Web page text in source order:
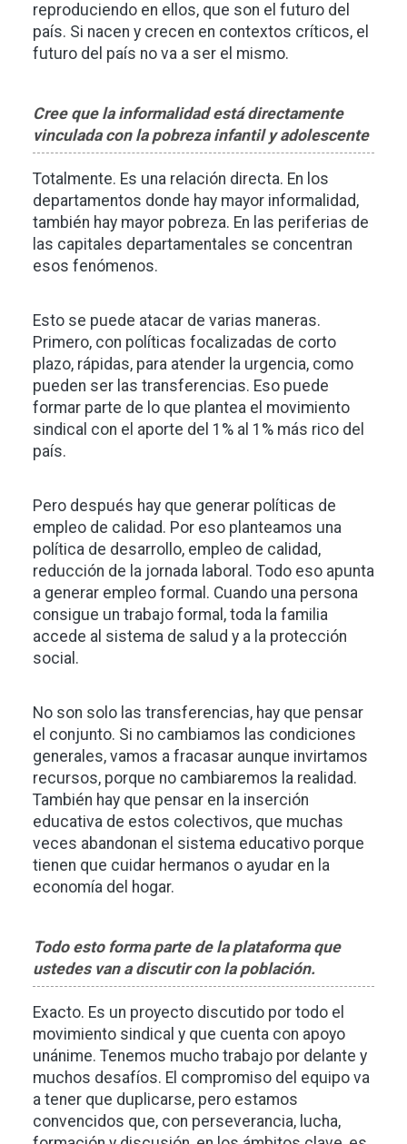
reproduciendo en ellos, que son el futuro del
país. Si nacen y crecen en contextos críticos, el
futuro del país no va a ser el mismo.
Cree que la informalidad está directamente
vinculada con la pobreza infantil y adolescente
Totalmente. Es una relación directa. En los
departamentos donde hay mayor informalidad,
también hay mayor pobreza. En las periferias de
las capitales departamentales se concentran
esos fenómenos.
Esto se puede atacar de varias maneras.
Primero, con políticas focalizadas de corto
plazo, rápidas, para atender la urgencia, como
pueden ser las transferencias. Eso puede
formar parte de lo que plantea el movimiento
sindical con el aporte del 1% al 1% más rico del
país.
Pero después hay que generar políticas de
empleo de calidad. Por eso planteamos una
política de desarrollo, empleo de calidad,
reducción de la jornada laboral. Todo eso apunta
a generar empleo formal. Cuando una persona
consigue un trabajo formal, toda la familia
accede al sistema de salud y a la protección
social.
No son solo las transferencias, hay que pensar
el conjunto. Si no cambiamos las condiciones
generales, vamos a fracasar aunque invirtamos
recursos, porque no cambiaremos la realidad.
También hay que pensar en la inserción
educativa de estos colectivos, que muchas
veces abandonan el sistema educativo porque
tienen que cuidar hermanos o ayudar en la
economía del hogar.
Todo esto forma parte de la plataforma que
ustedes van a discutir con la población.
Exacto. Es un proyecto discutido por todo el
movimiento sindical y que cuenta con apoyo
unánime. Tenemos mucho trabajo por delante y
muchos desafíos. El compromiso del equipo va
a tener que duplicarse, pero estamos
convencidos que, con perseverancia, lucha,